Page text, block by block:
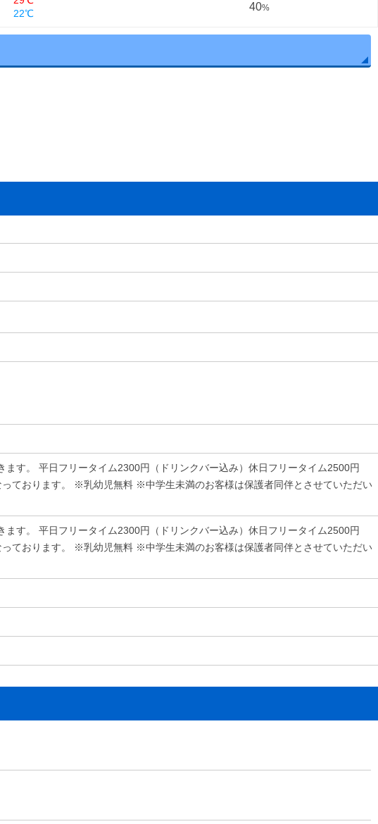
22℃
40%
す。 平日フリータイム2300円（ドリンクバー込み）休日フリータイム2500円
ております。 ※乳幼児無料 ※中学生未満のお客様は保護者同伴とさせていただい
す。 平日フリータイム2300円（ドリンクバー込み）休日フリータイム2500円
ております。 ※乳幼児無料 ※中学生未満のお客様は保護者同伴とさせていただい